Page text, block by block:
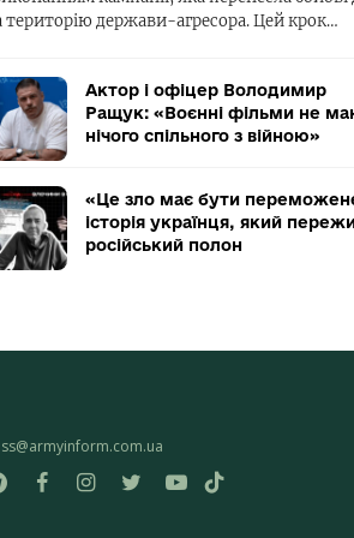
територію держави-агресора. Цей крок…
Актор і офіцер Володимир
Ращук: «Воєнні фільми не
нічого спільного з війною»
«Це зло має бути
історія українця, який
російський полон